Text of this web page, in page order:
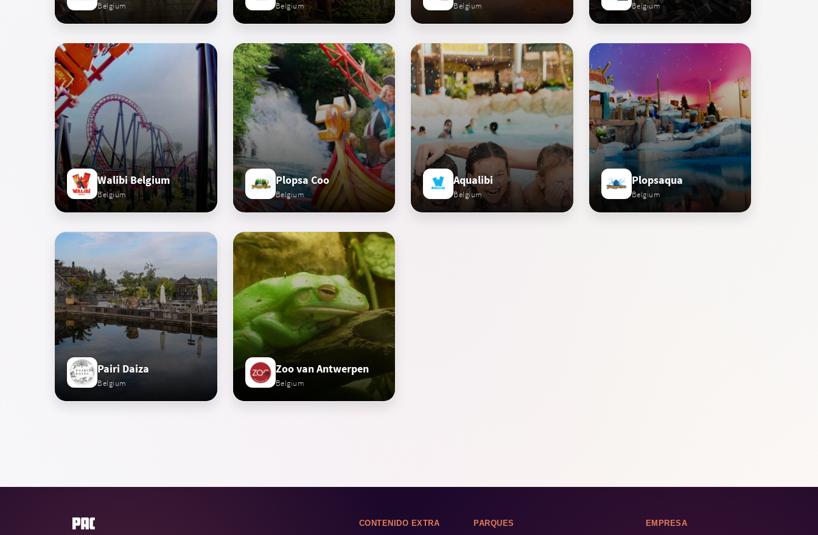
Belgium Belgium Belgium Belgium
Walibi Belgium
Belgium
Plopsa Coo
Belgium
Aqualibi
Belgium
Plopsaqua
Belgium
Pairi Daiza
Belgium
Zoo van Antwerpen
Belgium
CONTENIDO EXTRA PARQUES EMPRESA